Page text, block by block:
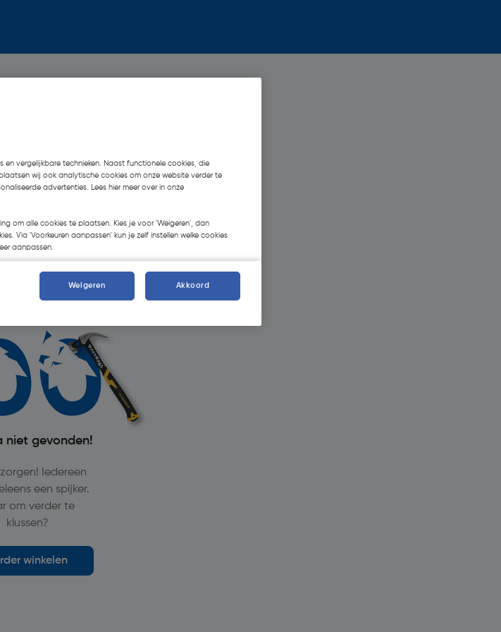
Oops!
niet gevonden!
Iedereen
een spijker.
om verder te
klussen?
winkelen
vergelijkbare technieken. Naast functionele cookies, die
wij ook analytische cookies om onze website verder te
advertenties. Lees hier meer over in onze
om alle cookies te plaatsen. Kies je voor 'Weigeren', dan
Via 'Voorkeuren aanpassen' kun je zelf instellen welke cookies
aanpassen.
Weigeren Akkoord